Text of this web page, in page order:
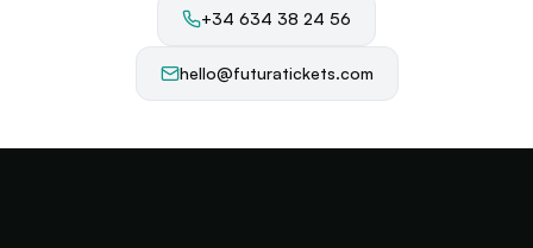
+34 634 38 24 56
hello@futuratickets.com